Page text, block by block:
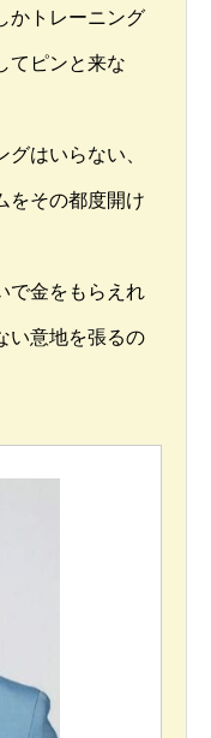
かトレーニング
てピンと来な
はいらない、
をその都度開け
で金をもらえれ
い意地を張るの